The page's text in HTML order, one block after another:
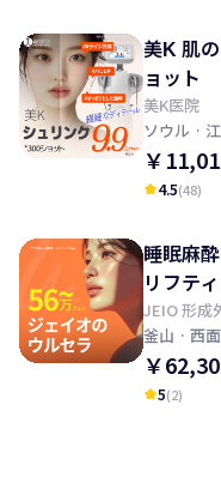
美K 肌
ョット
美K医院
ソウル ·
￥
kid_star4.5(48)
睡眠麻
リフテ
JEIO 形成
釜山 · 西
￥
kid_star5(2)